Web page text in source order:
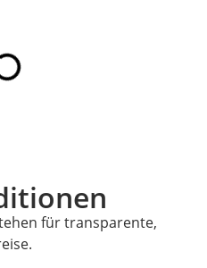
für transparente,